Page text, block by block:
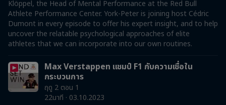
Klöppel, the Head of Mental Performance at the Red Bull
Athlete Performance Center. York-Peter is joining host Cédric
Dumont in every episode to offer his expert insight, and to help
uncover the relatable psychological approaches of elite
athletes that we can incorporate into our own routines.
Max Verstappen แชมป์ F1 กับความเชื่อใน
กระบวนการ
ฤดู 2 ตอน 1
22นาที · 03.10.2023